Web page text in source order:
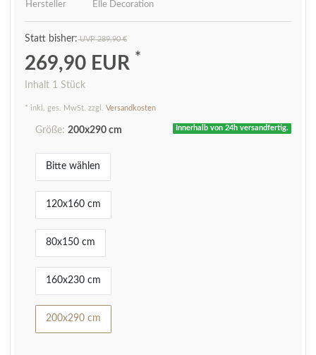
Hersteller
Elle Decoration
UVP 289,90 €
269,90 EUR *
Inhalt 1 Stück
* inkl. ges. MwSt. zzgl. Versandkosten
Innerhalb von 24h versandfertig.
Größe: 200x290 cm
Bitte wählen
120x160 cm
80x150 cm
160x230 cm
200x290 cm